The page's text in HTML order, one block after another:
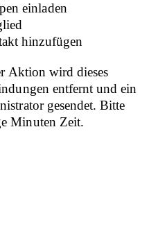
einladen
hinzufügen
Aktion wird dieses
entfernt und ein
gesendet. Bitte
Minuten Zeit.